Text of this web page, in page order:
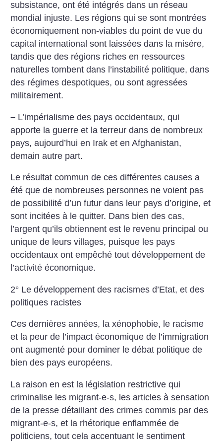
subsistance, ont été intégrés dans un réseau
mondial injuste. Les régions qui se sont montrées
économiquement non-viables du point de vue du
capital international sont laissées dans la misère,
tandis que des régions riches en ressources
naturelles tombent dans l’instabilité politique, dans
des régimes despotiques, ou sont agressées
militairement.
– L’impérialisme des pays occidentaux, qui
apporte la guerre et la terreur dans de nombreux
pays, aujourd’hui en Irak et en Afghanistan,
demain autre part.
Le résultat commun de ces différentes causes a
été que de nombreuses personnes ne voient pas
de possibilité d’un futur dans leur pays d’origine, et
sont incitées à le quitter. Dans bien des cas,
l’argent qu’ils obtiennent est le revenu principal ou
unique de leurs villages, puisque les pays
occidentaux ont empêché tout développement de
l’activité économique.
2° Le développement des racismes d’Etat, et des
politiques racistes
Ces dernières années, la xénophobie, le racisme
et la peur de l’impact économique de l’immigration
ont augmenté pour dominer le débat politique de
bien des pays européens.
La raison en est la législation restrictive qui
criminalise les migrant-e-s, les articles à sensation
de la presse détaillant des crimes commis par des
migrant-e-s, et la rhétorique enflammée de
politiciens, tout cela accentuant le sentiment